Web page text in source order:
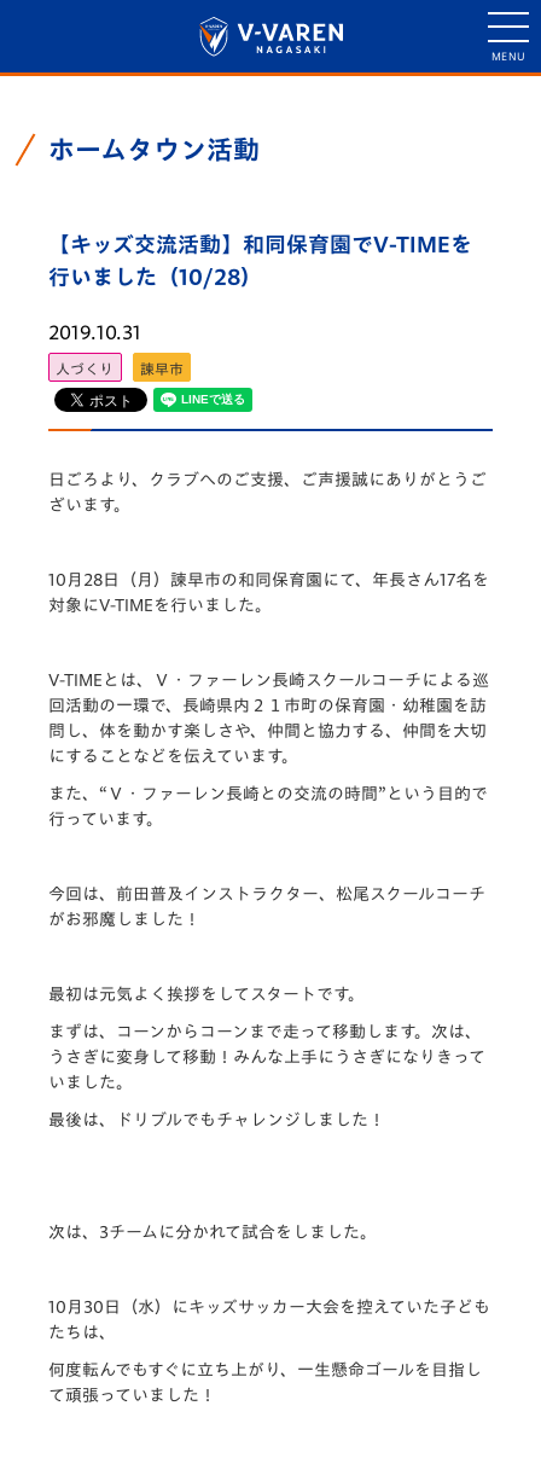
ホームタウン活動
【キッズ交流活動】和同保育園でV-TIMEを
行いました（10/28）
2019.10.31
人づくり 諫早市
日ごろより、クラブへのご支援、ご声援誠にありがとうご
ざいます。
10月28日（月）諫早市の和同保育園にて、年長さん17名を
対象にV-TIMEを行いました。
V-TIMEとは、Ｖ・ファーレン長崎スクールコーチによる巡
回活動の一環で、長崎県内２１市町の保育園・幼稚園を訪
問し、体を動かす楽しさや、仲間と協力する、仲間を大切
にすることなどを伝えています。
また、“Ｖ・ファーレン長崎との交流の時間”という目的で
行っています。
今回は、前田普及インストラクター、松尾スクールコーチ
がお邪魔しました！
最初は元気よく挨拶をしてスタートです。
まずは、コーンからコーンまで走って移動します。次は、
うさぎに変身して移動！みんな上手にうさぎになりきって
いました。
最後は、ドリブルでもチャレンジしました！
次は、3チームに分かれて試合をしました。
10月30日（水）にキッズサッカー大会を控えていた子ども
たちは、
何度転んでもすぐに立ち上がり、一生懸命ゴールを目指し
て頑張っていました！